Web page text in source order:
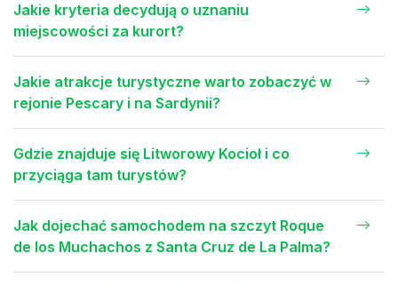
Jakie kryteria decydują o uznaniu
miejscowości za kurort?
Jakie atrakcje turystyczne warto zobaczyć w
rejonie Pescary i na Sardynii?
Gdzie znajduje się Litworowy Kocioł i co
przyciąga tam turystów?
Jak dojechać samochodem na szczyt Roque
de los Muchachos z Santa Cruz de La Palma?